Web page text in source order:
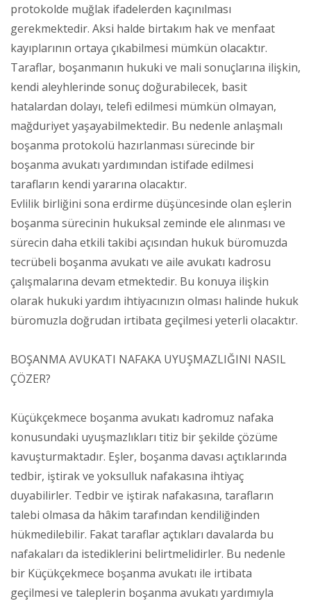
protokolde muğlak ifadelerden kaçınılması
gerekmektedir. Aksi halde birtakım hak ve menfaat
kayıplarının ortaya çıkabilmesi mümkün olacaktır.
Taraflar, boşanmanın hukuki ve mali sonuçlarına ilişkin,
kendi aleyhlerinde sonuç doğurabilecek, basit
hatalardan dolayı, telefi edilmesi mümkün olmayan,
mağduriyet yaşayabilmektedir. Bu nedenle anlaşmalı
boşanma protokolü hazırlanması sürecinde bir
boşanma avukatı yardımından istifade edilmesi
tarafların kendi yararına olacaktır.
Evlilik birliğini sona erdirme düşüncesinde olan eşlerin
boşanma sürecinin hukuksal zeminde ele alınması ve
sürecin daha etkili takibi açısından hukuk büromuzda
tecrübeli boşanma avukatı ve aile avukatı kadrosu
çalışmalarına devam etmektedir. Bu konuya ilişkin
olarak hukuki yardım ihtiyacınızın olması halinde hukuk
büromuzla doğrudan irtibata geçilmesi yeterli olacaktır.
BOŞANMA AVUKATI NAFAKA UYUŞMAZLIĞINI NASIL
ÇÖZER?
Küçükçekmece boşanma avukatı kadromuz nafaka
konusundaki uyuşmazlıkları titiz bir şekilde çözüme
kavuşturmaktadır. Eşler, boşanma davası açtıklarında
tedbir, iştirak ve yoksulluk nafakasına ihtiyaç
duyabilirler. Tedbir ve iştirak nafakasına, tarafların
talebi olmasa da hâkim tarafından kendiliğinden
hükmedilebilir. Fakat taraflar açtıkları davalarda bu
nafakaları da istediklerini belirtmelidirler. Bu nedenle
bir Küçükçekmece boşanma avukatı ile irtibata
geçilmesi ve taleplerin boşanma avukatı yardımıyla